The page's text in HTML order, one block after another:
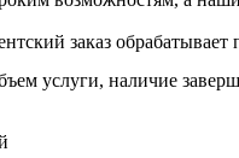
заказ
услуги, наличие